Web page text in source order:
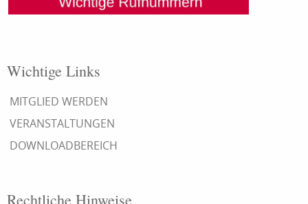
Wichtige Links
MITGLIED WERDEN
VERANSTALTUNGEN
DOWNLOADBEREICH
Rechtliche Hinweise